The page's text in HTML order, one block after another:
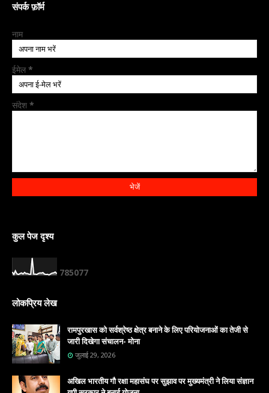
संपर्क फ़ॉर्म
नाम
ईमेल *
संदेश *
कुल पेज दृश्य
785077
लोकप्रिय लेख
रामपुरखास को सर्वश्रेष्ठ क्षेत्र बनाने के लिए परियोजनाओं का तेजी से
जारी दिखेगा संचालन- मोना
जुलाई 29, 2026
अखिल भारतीय गौ रक्षा महासंघ पर सुझाव पर मुख्यमंत्री ने लिया संज्ञान